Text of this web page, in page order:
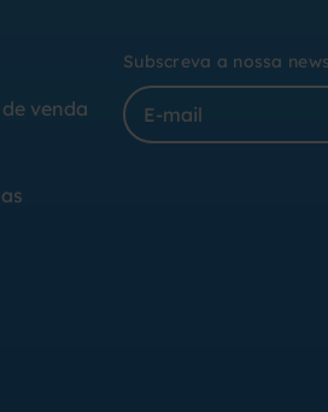
venda
Subscreva a nossa